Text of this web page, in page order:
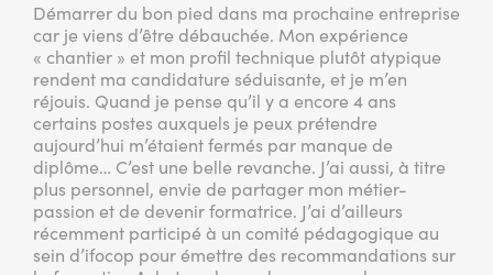
Démarrer du bon pied dans ma prochaine entreprise
car je viens d’être débauchée. Mon expérience
« chantier » et mon profil technique plutôt atypique
rendent ma candidature séduisante, et je m’en
réjouis. Quand je pense qu’il y a encore 4 ans
certains postes auxquels je peux prétendre
aujourd’hui m’étaient fermés par manque de
diplôme… C’est une belle revanche. J’ai aussi, à titre
plus personnel, envie de partager mon métier-
passion et de devenir formatrice. J’ai d’ailleurs
récemment participé à un comité pédagogique au
sein d’ifocop pour émettre des recommandations sur